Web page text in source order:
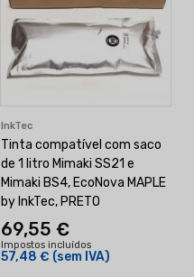
InkTec
Tinta compatível com saco
de 1 litro Mimaki SS21 e
Mimaki BS4, EcoNova MAPLE
by InkTec, PRETO
69,55 €
Impostos incluídos
57,48 € (sem IVA)